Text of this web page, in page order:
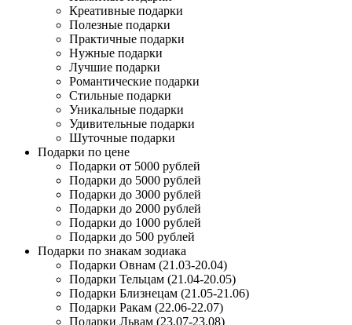
Креативные подарки
Полезные подарки
Практичные подарки
Нужные подарки
Лучшие подарки
Романтические подарки
Стильные подарки
Уникальные подарки
Удивительные подарки
Шуточные подарки
Подарки по цене
Подарки от 5000 рублей
Подарки до 5000 рублей
Подарки до 3000 рублей
Подарки до 2000 рублей
Подарки до 1000 рублей
Подарки до 500 рублей
Подарки по знакам зодиака
Подарки Овнам (21.03-20.04)
Подарки Тельцам (21.04-20.05)
Подарки Близнецам (21.05-21.06)
Подарки Ракам (22.06-22.07)
Подарки Львам (23.07-23.08)